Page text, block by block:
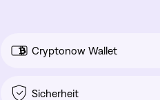
Cryptonow Wallet
Sicherheit